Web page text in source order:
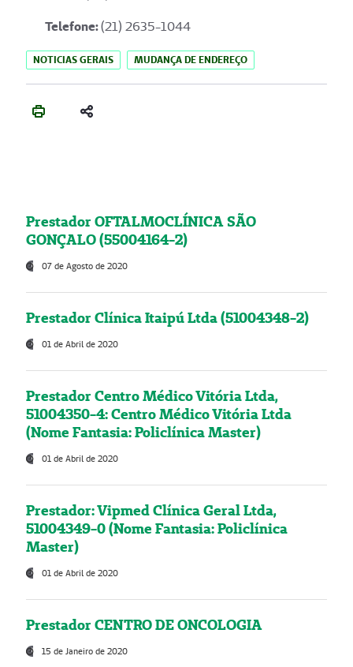
Telefone:(21) 2635-1044
NOTICIAS GERAIS MUDANÇA DE ENDEREÇO
Prestador OFTALMOCLÍNICA SÃO
GONÇALO (55004164-2)
07 de Agosto de 2020
Prestador Clínica Itaipú Ltda (51004348-2)
01 de Abril de 2020
Prestador Centro Médico Vitória Ltda,
51004350-4: Centro Médico Vitória Ltda
(Nome Fantasia: Policlínica Master)
01 de Abril de 2020
Prestador: Vipmed Clínica Geral Ltda,
51004349-0 (Nome Fantasia: Policlínica
Master)
01 de Abril de 2020
Prestador CENTRO DE ONCOLOGIA
15 de Janeiro de 2020